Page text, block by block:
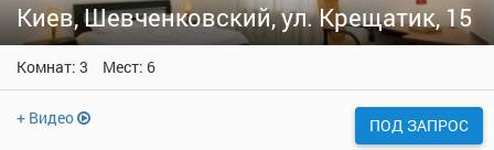
Киев, Шевченковский, ул. Крещатик, 15
Комнат: 3 Мест: 6
+ Видео ПОД ЗАПРОС